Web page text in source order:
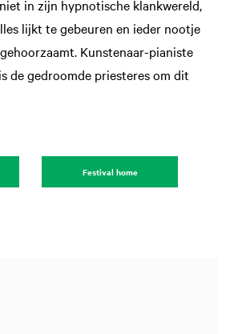
in zijn hypnotische klankwereld,
lijkt te gebeuren en ieder nootje
Kunstenaar-pianiste
de gedroomde priesteres om dit
Festival home